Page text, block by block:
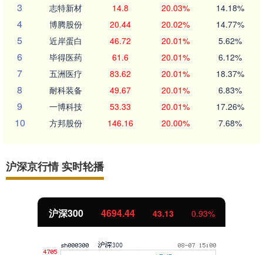
3 志特新材 14.8 20.03% 14.18%
4 博腾股份 20.44 20.02% 14.77%
5 近岸蛋白 46.72 20.01% 5.62%
6 毕得医药 61.6 20.01% 6.12%
7 五洲医疗 83.62 20.01% 18.37%
8 耐科装备 49.67 20.01% 6.83%
9 一博科技 53.33 20.01% 17.26%
10 方邦股份 146.16 20.00% 7.68%
沪深京行情 实时轮播
沪深300 4694.44 43.13 0.93%